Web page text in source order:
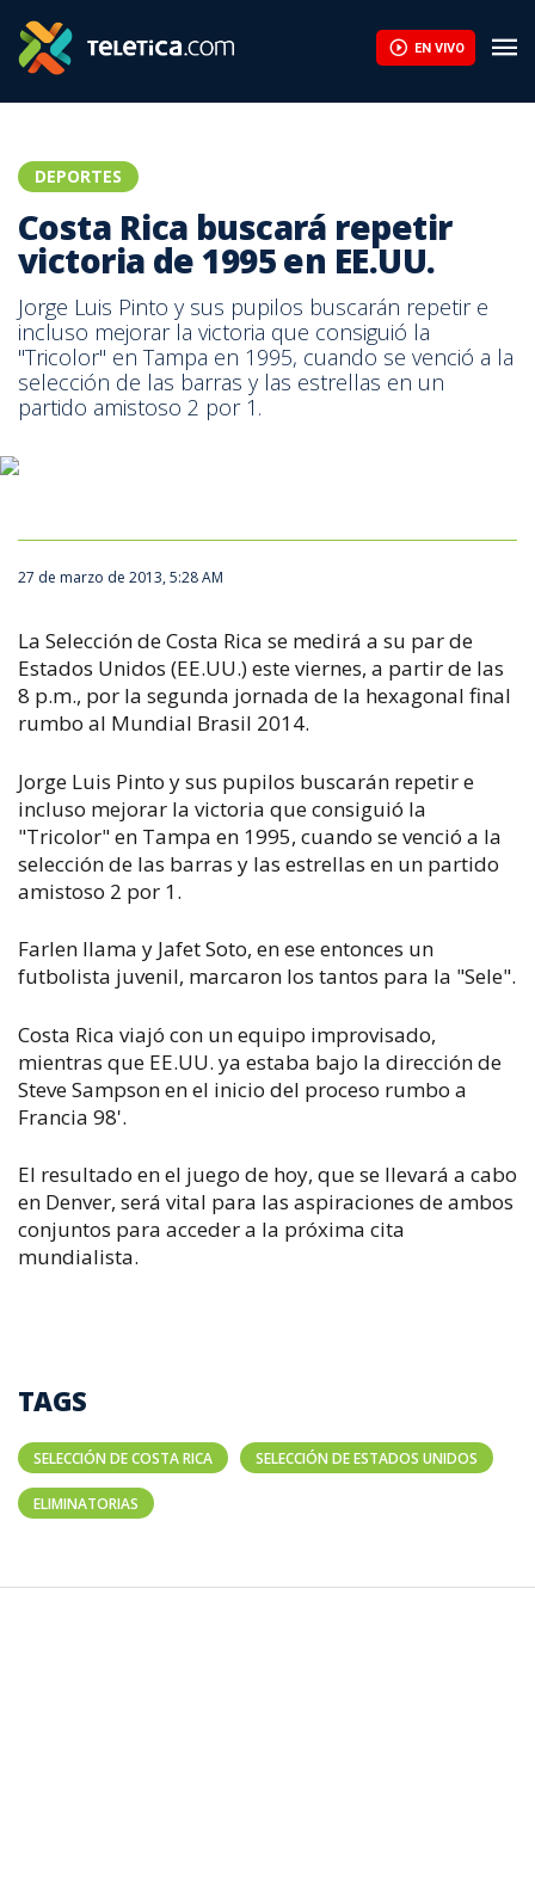
EN VIVO
DEPORTES
Costa Rica buscará repetir
victoria de 1995 en EE.UU.
Jorge Luis Pinto y sus pupilos buscarán repetir e
incluso mejorar la victoria que consiguió la
"Tricolor" en Tampa en 1995, cuando se venció a la
selección de las barras y las estrellas en un
partido amistoso 2 por 1.
27 de marzo de 2013, 5:28 AM
La Selección de Costa Rica se medirá a su par de
Estados Unidos (EE.UU.) este viernes, a partir de las
8 p.m., por la segunda jornada de la hexagonal final
rumbo al Mundial Brasil 2014.
Jorge Luis Pinto y sus pupilos buscarán repetir e
incluso mejorar la victoria que consiguió la
"Tricolor" en Tampa en 1995, cuando se venció a la
selección de las barras y las estrellas en un partido
amistoso 2 por 1.
Farlen Ilama y Jafet Soto, en ese entonces un
futbolista juvenil, marcaron los tantos para la "Sele".
Costa Rica viajó con un equipo improvisado,
mientras que EE.UU. ya estaba bajo la dirección de
Steve Sampson en el inicio del proceso rumbo a
Francia 98'.
El resultado en el juego de hoy, que se llevará a cabo
en Denver, será vital para las aspiraciones de ambos
conjuntos para acceder a la próxima cita
mundialista.
TAGS
SELECCIÓN DE COSTA RICA SELECCIÓN DE ESTADOS UNIDOS
ELIMINATORIAS